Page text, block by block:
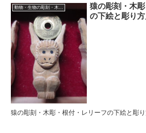
動物・生物の彫刻・木彫・レリーフ・根付・彫刻の彫り方
猿の彫刻・木
の下絵と彫り
猿の彫刻・木彫・根付・レリーフの下絵と彫